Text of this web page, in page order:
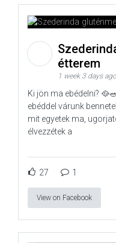
étterem
1 week 3 days ago
Ki jön ma ebédelni?
ebéddel várunk
mit egyetek ma,
élvezzétek a
27 1
View on Facebook